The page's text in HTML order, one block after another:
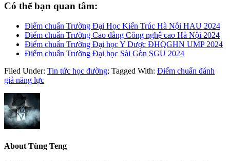
Có thể bạn quan tâm:
Điểm chuẩn Trường Đại Học Kiến Trúc Hà Nội HAU 2024
Điểm chuẩn Trường Cao đẳng Công nghệ cao Hà Nội 2024
Điểm chuẩn Trường Đại học Y Dược ĐHQGHN UMP 2024
Điểm chuẩn Trường Đại học Sài Gòn SGU 2024
Filed Under: Tin tức học đường; Tagged With: Điểm chuẩn đánh
giá năng lực
About Tùng Teng